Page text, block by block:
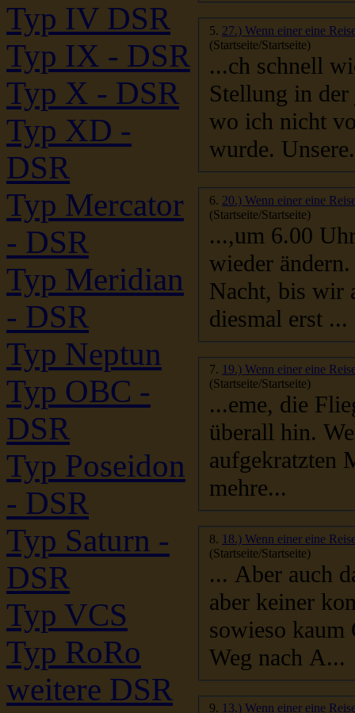
Typ IV DSR
Typ IX - DSR
Typ X - DSR
Typ XD -
DSR
Typ Mercator
- DSR
Typ Meridian
- DSR
Typ Neptun
Typ OBC -
DSR
Typ Poseidon
- DSR
Typ Saturn -
DSR
Typ VCS
Typ RoRo
weitere DSR
5. 27.) Wenn einer eine
(Startseite/Startseite)
...ch schnell wie ein
Stellung in
wo ich nicht
wurde.
6. 20.) Wenn einer eine
(Startseite/Startseite)
...,um 6.00 Uhr in
Nacht, bis wir
diesmal erst ...
7. 19.) Wenn einer eine
(Startseite/Startseite)
...eme, die Fliegen sind sowas von lästig. Die kriechen ein
aufgekratzten Mückenstich.
mehre...
8. 18.) Wenn einer eine
(Startseite/Startseite)
... Aber auch
sowieso kaum Gäste hier.
Weg nach A...
9. 13.) Wenn einer eine